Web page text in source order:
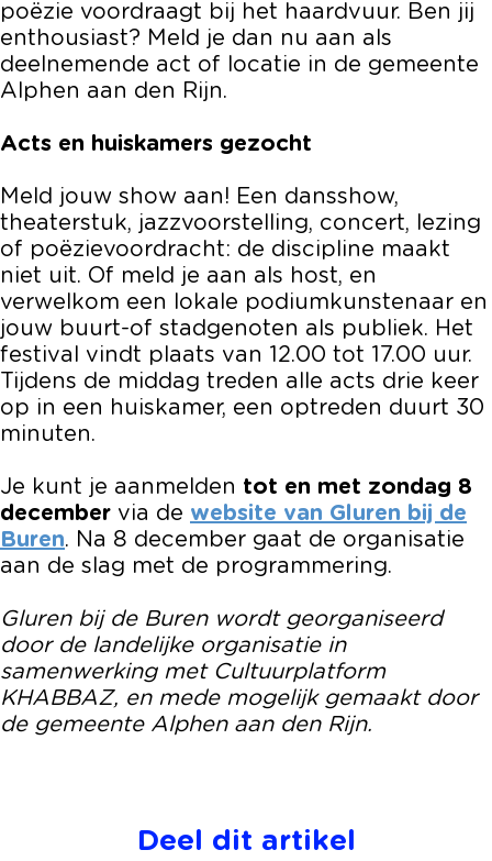
poëzie voordraagt bij het haardvuur. Ben jij
enthousiast? Meld je dan nu aan als
deelnemende act of locatie in de gemeente
Alphen aan den Rijn.
Acts en huiskamers gezocht
Meld jouw show aan! Een dansshow,
theaterstuk, jazzvoorstelling, concert, lezing
of poëzievoordracht: de discipline maakt
niet uit. Of meld je aan als host, en
verwelkom een lokale podiumkunstenaar en
jouw buurt-of stadgenoten als publiek. Het
festival vindt plaats van 12.00 tot 17.00 uur.
Tijdens de middag treden alle acts drie keer
op in een huiskamer, een optreden duurt 30
minuten.
Je kunt je aanmelden tot en met zondag 8
december via de website van Gluren bij de
Buren. Na 8 december gaat de organisatie
aan de slag met de programmering.
Gluren bij de Buren wordt georganiseerd
door de landelijke organisatie in
samenwerking met Cultuurplatform
KHABBAZ, en mede mogelijk gemaakt door
de gemeente Alphen aan den Rijn.
Deel dit artikel